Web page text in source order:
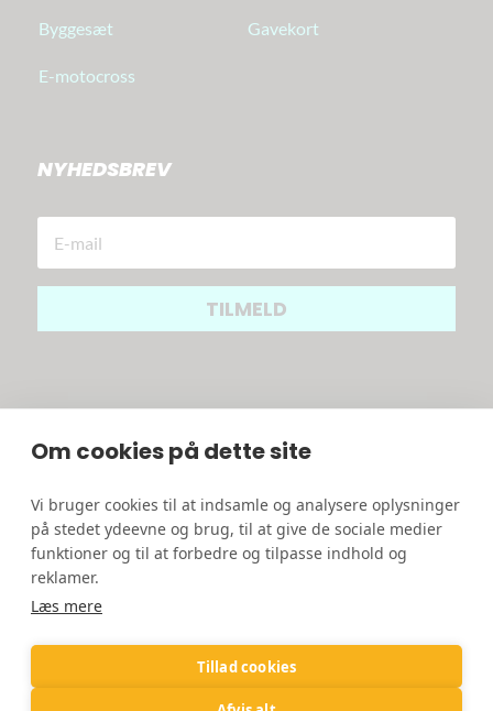
Om cookies på dette site
Vi bruger cookies til at indsamle og analysere oplysninger
på stedet ydeevne og brug, til at give de sociale medier
funktioner og til at forbedre og tilpasse indhold og
reklamer.
Læs mere
Tillad cookies
Byggesæt
E-motocross
Gavekort
NYHEDSBREV
TILMELD